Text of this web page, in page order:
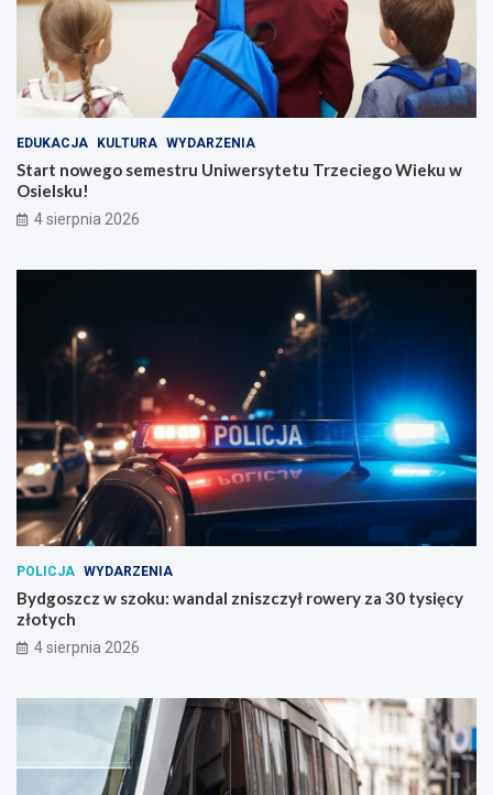
EDUKACJA KULTURA WYDARZENIA
Start nowego semestru Uniwersytetu Trzeciego Wieku w
Osielsku!
4 sierpnia 2026
POLICJA WYDARZENIA
Bydgoszcz w szoku: wandal zniszczył rowery za 30 tysięcy
złotych
4 sierpnia 2026